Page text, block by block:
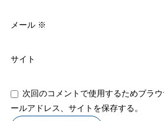
メール ※
サイト
次回のコメントで使用するためブラ
ールアドレス、サイトを保存する。